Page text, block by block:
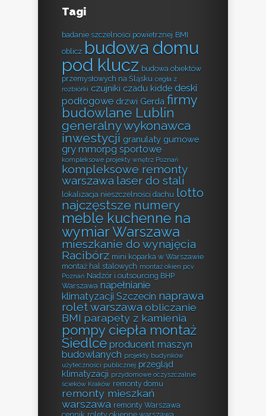
Tagi
badanie szczelności powietrznej BMI
oblicz budowa domu
pod klucz budowa obiektów
przemysłowych na Śląsku cegła z
rozbiórki czujniki czadu kidde deski
podłogowe drzwi Gerda firmy
budowlane Lublin
generalny wykonawca
inwestycji granulaty gumowe
gry mmorpg sportowe
kompleksowe projekty wnętrz Poznań
kompleksowe remonty
warszawa laser do stali
lokalizacja nieszczelności dachu lotto
najczęstsze numery
meble kuchenne na
wymiar Warszawa
mieszkanie do wynajęcia
Racibórz mini koparka w Warszawie
montaż hal stalowych montaż okien pcv
Poznań Nadzór i outsourcing BHP
Warszawa napełnianie
klimatyzacji Szczecin naprawa
rolet warszawa obliczanie
BMI parapety z kamienia
pompy ciepła montaż
Siedlce producent maszyn
budowlanych projekty budynków
użyteczności publicznej przegląd
klimatyzacji przydomowe oczyszczalnie
ścieków Kraków remonty domu
remonty mieszkań
warszawa remonty Warszawa